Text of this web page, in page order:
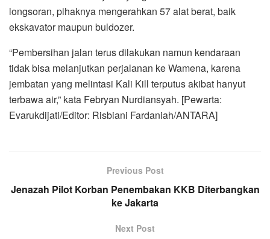
longsoran, pihaknya mengerahkan 57 alat berat, baik
ekskavator maupun buldozer.
“Pembersihan jalan terus dilakukan namun kendaraan
tidak bisa melanjutkan perjalanan ke Wamena, karena
jembatan yang melintasi Kali Kill terputus akibat hanyut
terbawa air,” kata Febryan Nurdiansyah. [Pewarta:
Evarukdijati/Editor: Risbiani Fardaniah/ANTARA]
Previous Post
Jenazah Pilot Korban Penembakan KKB Diterbangkan
ke Jakarta
Next Post